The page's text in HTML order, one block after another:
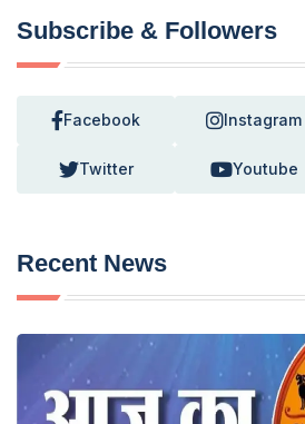
Subscribe & Followers
Facebook Instagram
Twitter Youtube
Recent News